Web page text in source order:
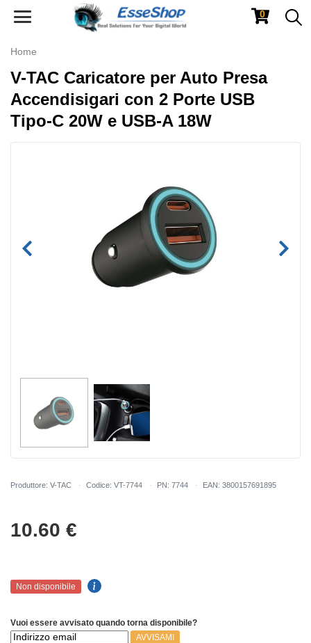
Toggle
0
Home
V-TAC Caricatore per Auto Presa
Accendisigari con 2 Porte USB
Tipo-C 20W e USB-A 18W
Produttore: V-TAC Codice: VT-7744 PN: 7744 EAN: 3800157691895
10.60 €
Non disponibile
Vuoi essere avvisato quando torna disponibile?
AVVISAMI